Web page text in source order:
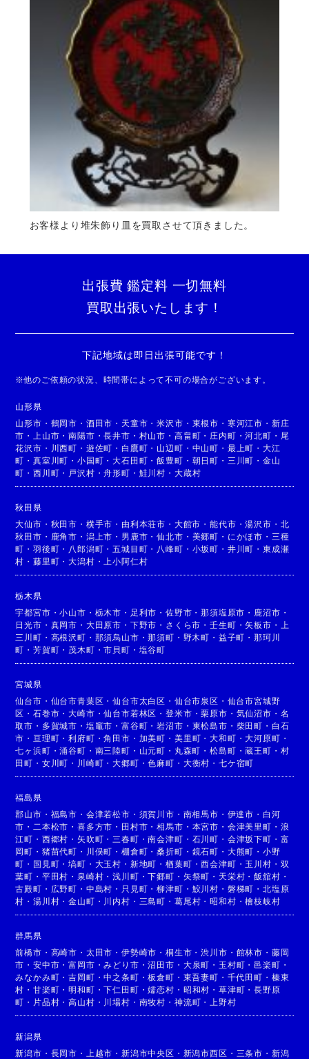
お客様より堆朱飾り皿を買取させて頂きました。
出張費 鑑定料 一切無料
買取出張いたします！
下記地域は即日出張可能です！
※他のご依頼の状況、時間帯によって不可の場合がございます。
山形県
山形市 ・ 鶴岡市 ・ 酒田市 ・ 天童市 ・米沢市 ・ 東根市 ・ 寒河江市 ・ 新庄
市 ・ 上山市 ・南陽市 ・長井市 ・ 村山市 ・ 高畠町 ・ 庄内町 ・河北町 ・ 尾
花沢市 ・ 川西町 ・ 遊佐町 ・ 白鷹町 ・ 山辺町 ・ 中山町 ・ 最上町 ・ 大江
町 ・真室川町 ・小国町 ・大石田町 ・飯豊町 ・ 朝日町 ・ 三川町 ・ 金山
町 ・西川町 ・ 戸沢村 ・舟形町 ・ 鮭川村 ・ 大蔵村
秋田県
大仙市 ・ 秋田市 ・ 横手市 ・ 由利本荘市 ・ 大館市 ・能代市 ・湯沢市 ・ 北
秋田市 ・ 鹿角市 ・ 潟上市 ・ 男鹿市 ・仙北市 ・ 美郷町 ・ にかほ市 ・ 三種
町 ・羽後町 ・ 八郎潟町 ・五城目町 ・ 八峰町 ・ 小坂町 ・ 井川町 ・ 東成瀬
村 ・藤里町 ・大潟村 ・ 上小阿仁村
栃木県
宇都宮市 ・小山市 ・ 栃木市 ・ 足利市 ・佐野市 ・那須塩原市 ・ 鹿沼市 ・
日光市 ・ 真岡市 ・ 大田原市 ・ 下野市 ・ さくら市 ・壬生町 ・矢板市 ・
上
三川町 ・ 高根沢町 ・ 那須烏山市 ・那須町 ・ 野木町 ・ 益子町 ・那珂川
町 ・芳賀町 ・ 茂木町 ・市貝町 ・ 塩谷町
宮城県
仙台市 ・ 仙台市青葉区 ・仙台市太白区 ・ 仙台市泉区 ・ 仙台市宮城野
区 ・石巻市 ・大崎市 ・仙台市若林区 ・登米市 ・栗原市 ・ 気仙沼市 ・ 名
取市 ・ 多賀城市 ・ 塩竈市 ・富谷町 ・岩沼市 ・ 東松島市 ・ 柴田町 ・ 白石
市 ・ 亘理町 ・利府町 ・角田市 ・ 加美町 ・ 美里町 ・大和町 ・大河原町 ・
七ヶ浜町 ・涌谷町 ・ 南三陸町 ・ 山元町 ・ 丸森町 ・松島町 ・蔵王町 ・ 村
田町 ・ 女川町 ・ 川崎町 ・大郷町 ・色麻町 ・ 大衡村 ・ 七ケ宿町
福島県
郡山市 ・ 福島市 ・ 会津若松市 ・ 須賀川市 ・ 南相馬市 ・ 伊達市 ・ 白河
市 ・ 二本松市 ・喜多方市 ・ 田村市 ・相馬市 ・ 本宮市 ・ 会津美里町 ・ 浪
江町 ・ 西郷村 ・矢吹町 ・ 三春町 ・南会津町 ・ 石川町 ・ 会津坂下町 ・ 富
岡町 ・ 猪苗代町 ・ 川俣町 ・棚倉町 ・桑折町 ・ 鏡石町 ・ 大熊町 ・ 小野
町 ・ 国見町 ・塙町 ・ 大玉村 ・ 新地町 ・楢葉町 ・西会津町 ・ 玉川村 ・ 双
葉町 ・ 平田村 ・ 泉崎村 ・浅川町 ・下郷町 ・ 矢祭町 ・ 天栄村 ・飯舘村 ・
古殿町 ・ 広野町 ・ 中島村 ・ 只見町 ・柳津町 ・ 鮫川村 ・ 磐梯町 ・ 北塩原
村 ・湯川村 ・金山町 ・ 川内村 ・ 三島町 ・ 葛尾村 ・昭和村 ・檜枝岐村
群馬県
前橋市 ・ 高崎市 ・ 太田市 ・伊勢崎市 ・桐生市 ・渋川市 ・ 館林市 ・ 藤岡
市 ・安中市 ・富岡市 ・みどり市 ・沼田市 ・ 大泉町 ・ 玉村町 ・邑楽町 ・
みなかみ町 ・吉岡町 ・中之条町 ・板倉町 ・ 東吾妻町 ・ 千代田町 ・ 榛東
村 ・甘楽町 ・明和町 ・下仁田町 ・嬬恋村 ・ 昭和村 ・ 草津町 ・長野原
町 ・ 片品村 ・高山村 ・ 川場村 ・ 南牧村 ・ 神流町 ・ 上野村
新潟県
新潟市 ・ 長岡市 ・ 上越市 ・新潟市中央区 ・ 新潟市西区 ・ 三条市 ・ 新潟